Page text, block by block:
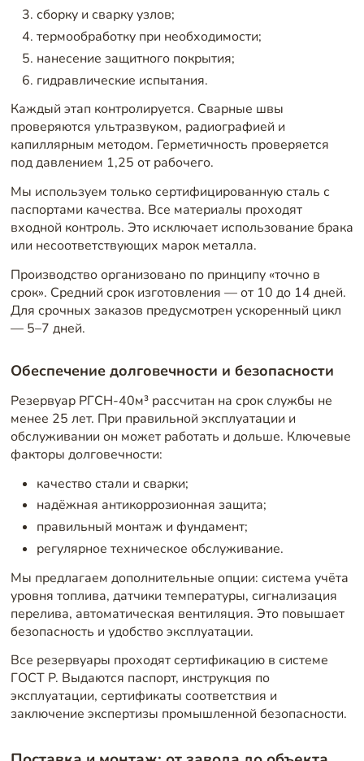
сборку и сварку узлов;
термообработку при необходимости;
нанесение защитного покрытия;
гидравлические испытания.
Каждый этап контролируется. Сварные швы
проверяются ультразвуком, радиографией и
капиллярным методом. Герметичность проверяется
под давлением 1,25 от рабочего.
Мы используем только сертифицированную сталь с
паспортами качества. Все материалы проходят
входной контроль. Это исключает использование брака
или несоответствующих марок металла.
Производство организовано по принципу «точно в
срок». Средний срок изготовления — от 10 до 14 дней.
Для срочных заказов предусмотрен ускоренный цикл
— 5–7 дней.
Обеспечение долговечности и безопасности
Резервуар РГСН-40м³ рассчитан на срок службы не
менее 25 лет. При правильной эксплуатации и
обслуживании он может работать и дольше. Ключевые
факторы долговечности:
качество стали и сварки;
надёжная антикоррозионная защита;
правильный монтаж и фундамент;
регулярное техническое обслуживание.
Мы предлагаем дополнительные опции: система учёта
уровня топлива, датчики температуры, сигнализация
перелива, автоматическая вентиляция. Это повышает
безопасность и удобство эксплуатации.
Все резервуары проходят сертификацию в системе
ГОСТ Р. Выдаются паспорт, инструкция по
эксплуатации, сертификаты соответствия и
заключение экспертизы промышленной безопасности.